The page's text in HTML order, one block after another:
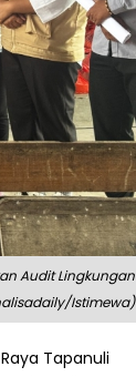
Audit Lingkungan
Istimewa)
Tapanuli